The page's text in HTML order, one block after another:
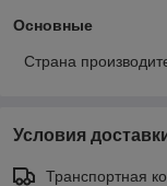
Основные
Страна
Условия
Транспортная